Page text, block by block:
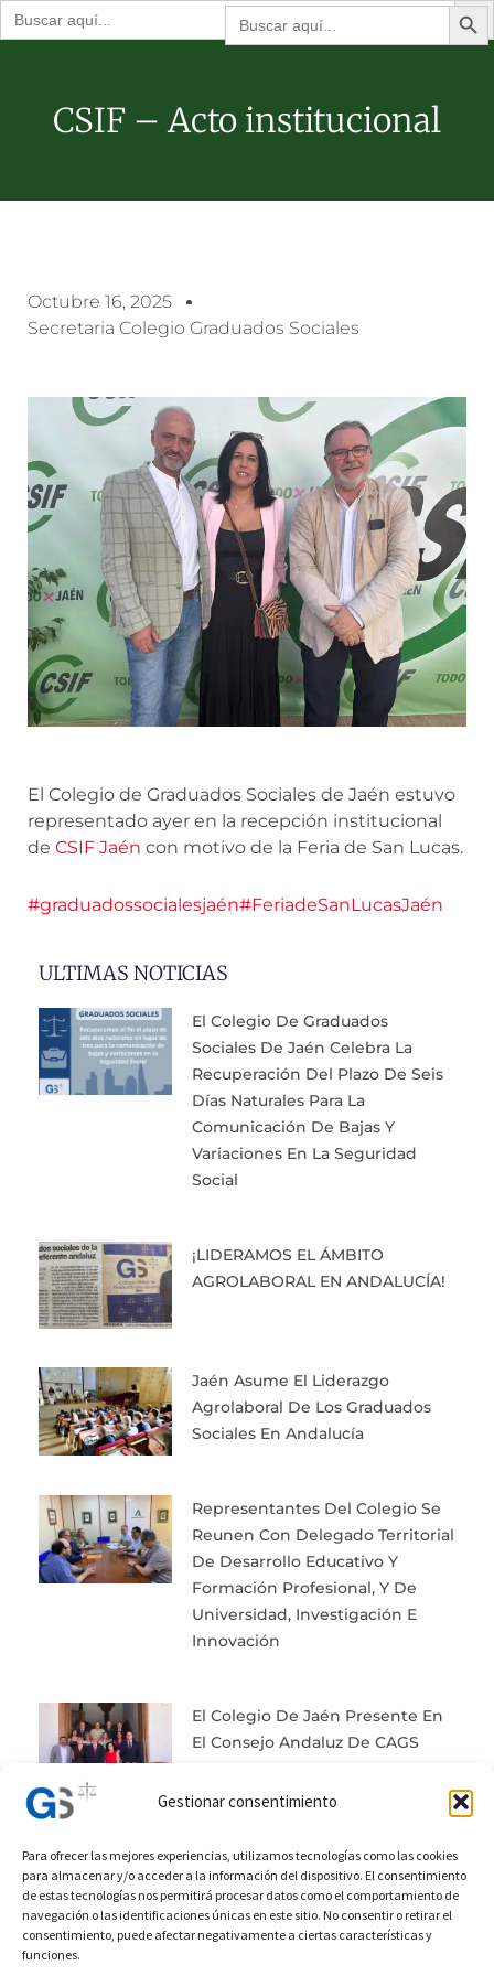
Gestionar consentimiento
Para ofrecer las mejores experiencias, utilizamos tecnologías como las cookies
para almacenar y/o acceder a la información del dispositivo. El consentimiento
de estas tecnologías nos permitirá procesar datos como el comportamiento de
navegación o las identificaciones únicas en este sitio. No consentir o retirar el
consentimiento, puede afectar negativamente a ciertas características y
funciones.
Buscar: Botón de
Buscar:
CSIF – Acto institucional
Octubre 16, 2025
Secretaria Colegio Graduados Sociales
El Colegio de Graduados Sociales de Jaén estuvo
representado ayer en la recepción institucional
de CSIF Jaén con motivo de la Feria de San Lucas.
#graduadossocialesjaén#FeriadeSanLucasJaén
ULTIMAS NOTICIAS
El Colegio De Graduados
Sociales De Jaén Celebra La
Recuperación Del Plazo De Seis
Días Naturales Para La
Comunicación De Bajas Y
Variaciones En La Seguridad
Social
¡LIDERAMOS EL ÁMBITO
AGROLABORAL EN ANDALUCÍA!
Jaén Asume El Liderazgo
Agrolaboral De Los Graduados
Sociales En Andalucía
Representantes Del Colegio Se
Reunen Con Delegado Territorial
De Desarrollo Educativo Y
Formación Profesional, Y De
Universidad, Investigación E
Innovación
El Colegio De Jaén Presente En
El Consejo Andaluz De CAGS
Prev
Anterior Posterior
Next